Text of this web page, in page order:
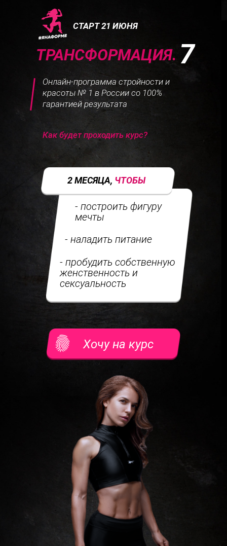
ТРАНСФОРМАЦИЯ.
Онлайн-программа стройности и
красоты № 1 в России со 100%
гарантией результата
- построить фигуру
мечты
Хочу на курс
- пробудить собственную
женственность и
сексуальность
- наладить питание
7
2 МЕСЯЦА, ЧТОБЫ
СТАРТ 21 ИЮНЯ
Как будет проходить курс?